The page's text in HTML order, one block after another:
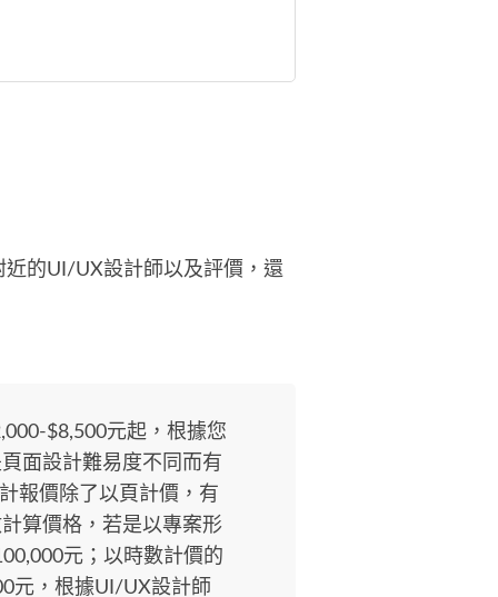
的UI/UX設計師以及評價，還
$8,500元起，根據您
面設計難易度不同而有
報價除了以頁計價，有
算價格，若是以專案形
元；以時數計價的
元，根據UI/UX設計師